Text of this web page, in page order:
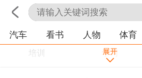
首页 科技 生活
汽车 看书 人物 体育
培训 学习
展开